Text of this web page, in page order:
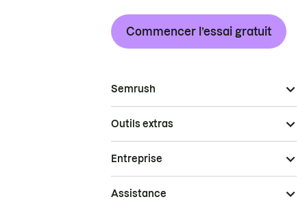
Commencer l’essai gratuit
Semrush
Outils extras
Entreprise
Assistance